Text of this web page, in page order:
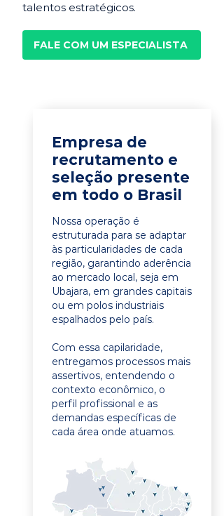
talentos estratégicos.
FALE COM UM ESPECIALISTA
Empresa de
recrutamento e
seleção presente
em todo o Brasil
Nossa operação é
estruturada para se adaptar
às particularidades de cada
região, garantindo aderência
ao mercado local, seja em
Ubajara, em grandes capitais
ou em polos industriais
espalhados pelo país.
Com essa capilaridade,
entregamos processos mais
assertivos, entendendo o
contexto econômico, o
perfil profissional e as
demandas específicas de
cada área onde atuamos.